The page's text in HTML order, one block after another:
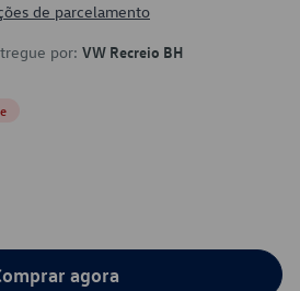
de parcelamento
por: VW Recreio BH
agora